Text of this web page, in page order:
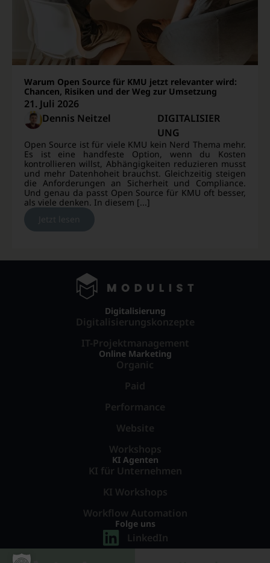
Warum Open Source für KMU jetzt relevanter wird:
Chancen, Risiken und der Weg zur Umsetzung
21. Juli 2026
Dennis Neitzel
DIGITALISIER
UNG
Open Source ist für viele KMU kein Nerd Thema mehr.
Es ist eine handfeste Option, wenn du Kosten
kontrollieren willst, Abhängigkeiten reduzieren musst
und mehr Datenhoheit brauchst. Gleichzeitig steigen
die Anforderungen an Sicherheit und Compliance.
Und genau da passt Open Source für KMU oft besser,
als viele denken. In diesem [...]
Jetzt lesen
Digitalisierung
Digitalisierungskonzepte
IT-Projektmanagement
Online Marketing
Organic
Paid
Performance
Website
Workshops
KI Agenten
KI für Unternehmen
KI Workshops
Workflow Automation
Folge uns
LinkedIn